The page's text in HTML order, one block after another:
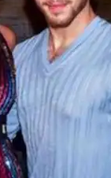
शुदा जिंदगी को
कॉन्सर्ट तो
कई खुलासे कर